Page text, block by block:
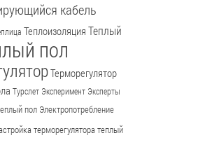
кабель
Теплоизоляция Теплый
пол
Терморегулятор
Турслет Эксперимент Эксперты
пол Электропотребление
терморегуляторатеплый